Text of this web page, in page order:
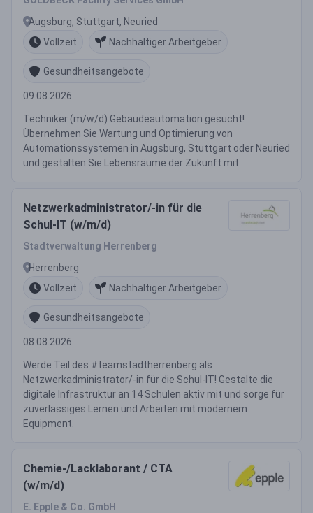
Augsburg, Stuttgart, Neuried
Vollzeit
Nachhaltiger Arbeitgeber
Gesundheitsangebote
09.08.2026
Techniker (m/w/d) Gebäudeautomation gesucht!
Übernehmen Sie Wartung und Optimierung von
Automationssystemen in Augsburg, Stuttgart oder Neuried
und gestalten Sie Lebensräume der Zukunft mit.
Netzwerkadministrator/-in für die
Schul-IT (w/m/d)
Stadtverwaltung Herrenberg
Herrenberg
Vollzeit
Nachhaltiger Arbeitgeber
Gesundheitsangebote
08.08.2026
Werde Teil des #teamstadtherrenberg als
Netzwerkadministrator/-in für die Schul-IT! Gestalte die
digitale Infrastruktur an 14 Schulen aktiv mit und sorge für
zuverlässiges Lernen und Arbeiten mit modernem
Equipment.
Chemie-/Lacklaborant / CTA
(w/m/d)
E. Epple & Co. GmbH